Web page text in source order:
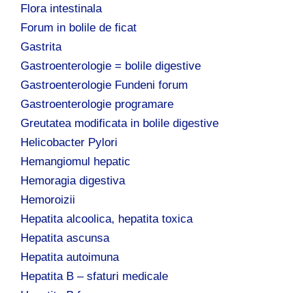
Flora intestinala
Forum in bolile de ficat
Gastrita
Gastroenterologie = bolile digestive
Gastroenterologie Fundeni forum
Gastroenterologie programare
Greutatea modificata in bolile digestive
Helicobacter Pylori
Hemangiomul hepatic
Hemoragia digestiva
Hemoroizii
Hepatita alcoolica, hepatita toxica
Hepatita ascunsa
Hepatita autoimuna
Hepatita B – sfaturi medicale